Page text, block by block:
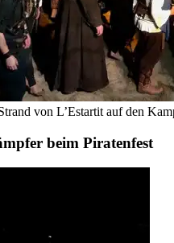
von L’Estartit auf den
beim Piratenfest